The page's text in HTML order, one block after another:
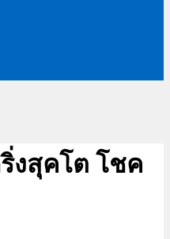
งสุคโต โชค